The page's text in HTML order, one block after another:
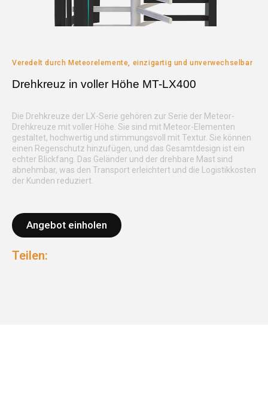
Veredelt durch Meteorelemente, einzigartig und unverwechselbar
Drehkreuz in voller Höhe MT-LX400
Die Drehkreuze der LX-Serie gehören zur Serie der Meteor-
Drehkreuze mit voller Höhe. Sie sind mit Meteor-Elementen
gestaltet, hochwertig und stimmungsvoll mit Textur. Sie können
einen Regenschutz hinzufügen, und das Gesamtdesign ist ein
echter Blickfang. Das Geländer und der drehbare Mast sind
abnehmbar, was den Transport erleichtert und die Logistikkosten
der Kunden reduziert.
Angebot einholen
Teilen: